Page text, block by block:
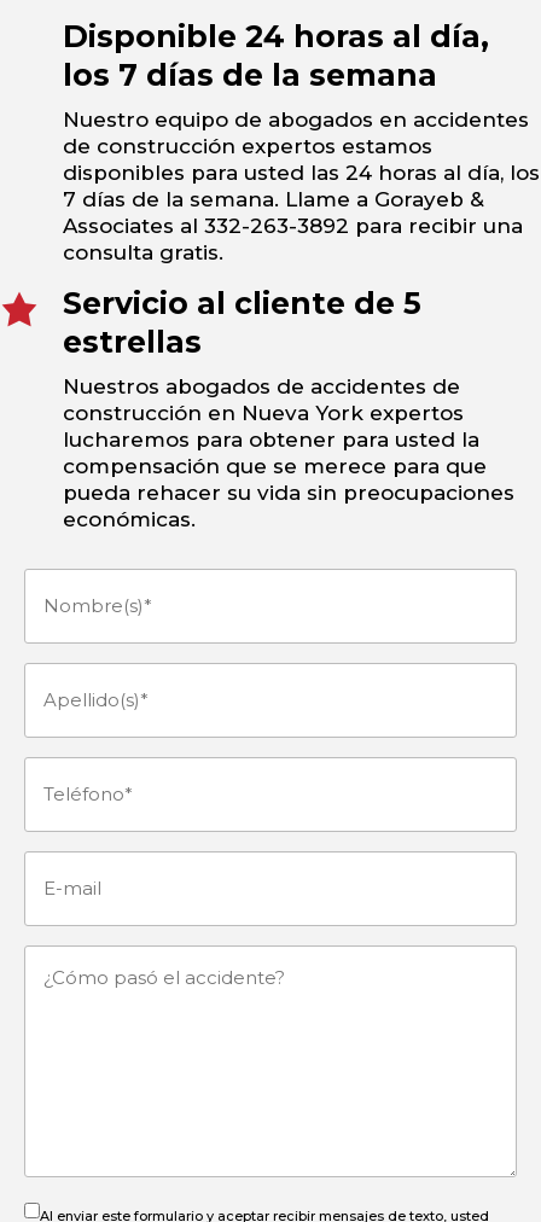
Disponible 24 horas al día,
los 7 días de la semana
Nuestro equipo de abogados en accidentes
de construcción expertos estamos
disponibles para usted las 24 horas al día, los
7 días de la semana. Llame a Gorayeb &
Associates al 332-263-3892 para recibir una
consulta gratis.
Servicio al cliente de 5
estrellas
Nuestros abogados de accidentes de
construcción en Nueva York expertos
lucharemos para obtener para usted la
compensación que se merece para que
pueda rehacer su vida sin preocupaciones
económicas.
Nombre(s)
Apellido(s)
Teléfono (Obligatorio)
¿Cómo
Al enviar este formulario y aceptar recibir mensajes de texto, usted